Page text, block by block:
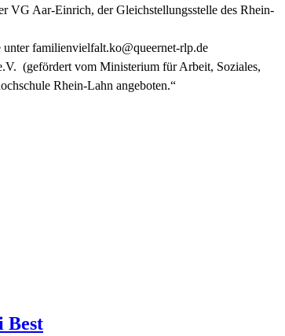
VG Aar-Einrich, der Gleichstellungsstelle des Rhein-
unter familienvielfalt.ko@queernet-rlp.de
(gefördert vom Ministerium für Arbeit, Soziales,
Rhein-Lahn angeboten.“
Best